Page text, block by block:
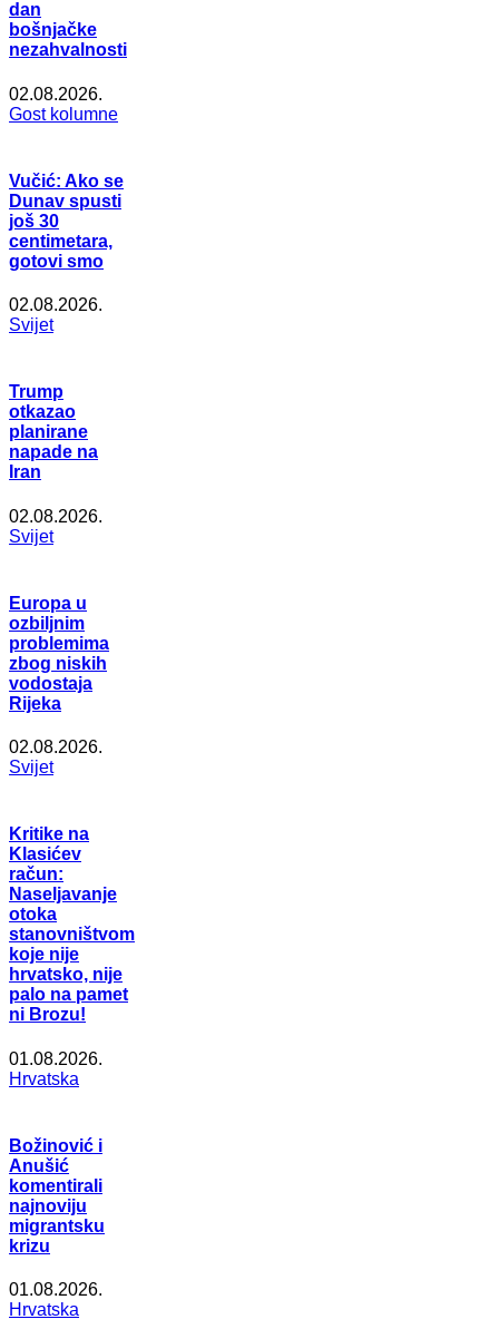
dan
bošnjačke
nezahvalnosti
02.08.2026.
Gost kolumne
Vučić: Ako se
Dunav spusti
još 30
centimetara,
gotovi smo
02.08.2026.
Svijet
Trump
otkazao
planirane
napade na
Iran
02.08.2026.
Svijet
Europa u
ozbiljnim
problemima
zbog niskih
vodostaja
Rijeka
02.08.2026.
Svijet
Kritike na
Klasićev
račun:
Naseljavanje
otoka
stanovništvom
koje nije
hrvatsko, nije
palo na pamet
ni Brozu!
01.08.2026.
Hrvatska
Božinović i
Anušić
komentirali
najnoviju
migrantsku
krizu
01.08.2026.
Hrvatska